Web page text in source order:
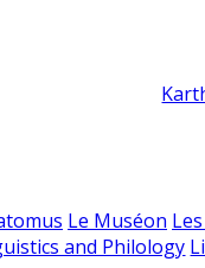
Le Muséon
and Philology